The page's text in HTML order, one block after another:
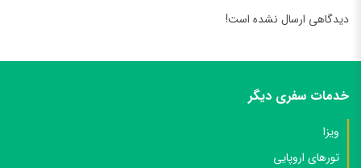
دیدگاهی ارسال نشده است!
خدمات سفری دیگر
ویزا
تورهای اروپایی